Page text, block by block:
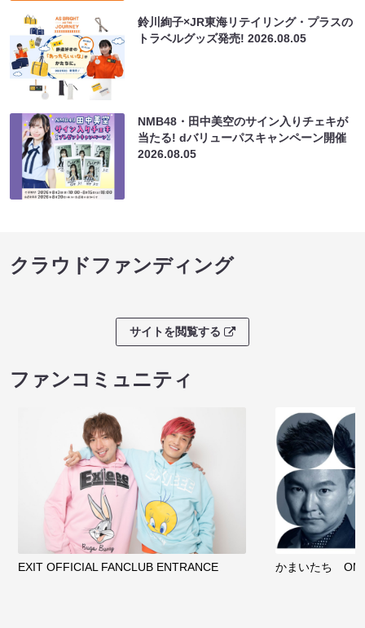
鈴川絢子×JR東海リテイリング・プラスの
トラベルグッズ発売!2026.08.05
NMB48・田中美空のサイン入りチェキが
当たる! dバリューパスキャンペーン開催
2026.08.05
クラウドファンディング
サイトを閲覧する
ファンコミュニティ
EXIT OFFICIAL FANCLUB ENTRANCE かまいたち